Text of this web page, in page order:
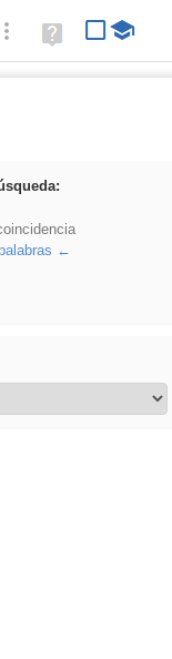
Búsqueda avanzada
Ayuda
(en